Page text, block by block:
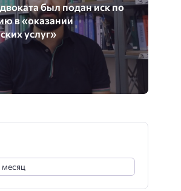
был подан иск по
в «оказании
услуг»